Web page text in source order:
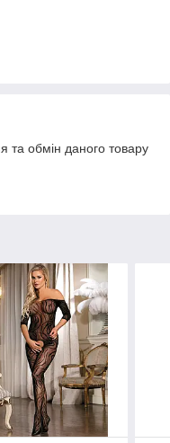
та обмін даного товару